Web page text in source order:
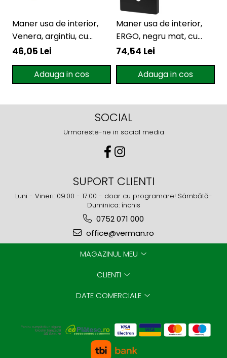
Maner usa de interior,
Venera, argintiu, cu
rozeta cheie
46,05 Lei
Adauga in cos
Maner usa de interior,
ERGO, negru mat, cu
rozeta cheie
74,54 Lei
Adauga in cos
SOCIAL
Urmareste-ne in social media
SUPORT CLIENTI
Luni - Vineri: 09:00 - 17:00 - doar cu programare! Sâmbătă-
Duminica: închis
0752 071 000
office@verman.ro
MAGAZINUL MEU
CLIENTI
DATE COMERCIALE